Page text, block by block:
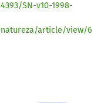
SN-v10-1998-
article/view/6